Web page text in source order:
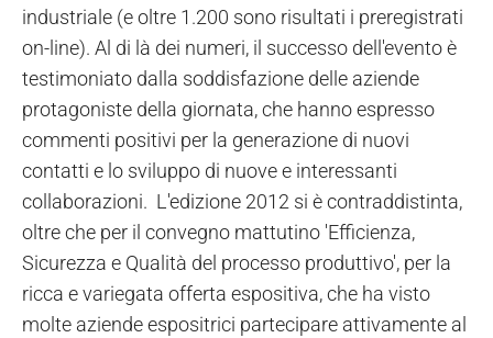
industriale (e oltre 1.200 sono risultati i preregistrati
on-line). Al di là dei numeri, il successo dell'evento è
testimoniato dalla soddisfazione delle aziende
protagoniste della giornata, che hanno espresso
commenti positivi per la generazione di nuovi
contatti e lo sviluppo di nuove e interessanti
collaborazioni. L'edizione 2012 si è contraddistinta,
oltre che per il convegno mattutino 'Efficienza,
Sicurezza e Qualità del processo produttivo', per la
ricca e variegata offerta espositiva, che ha visto
molte aziende espositrici partecipare attivamente al